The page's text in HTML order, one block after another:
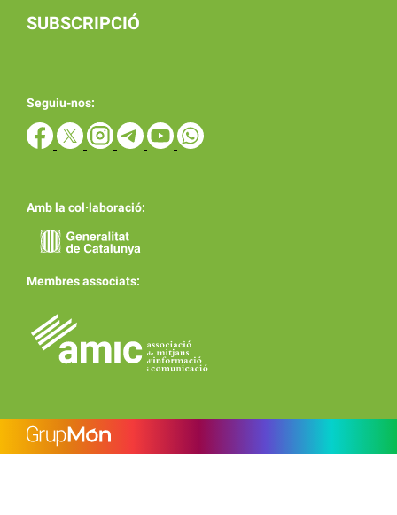
SUBSCRIPCIÓ
Seguiu-nos:
Amb la col·laboració:
Membres associats: